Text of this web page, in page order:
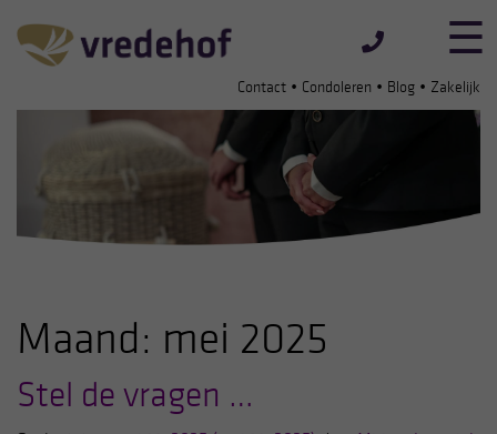
Contact • Condoleren • Blog • Zakelijk
Maand: mei 2025
Stel de vragen …